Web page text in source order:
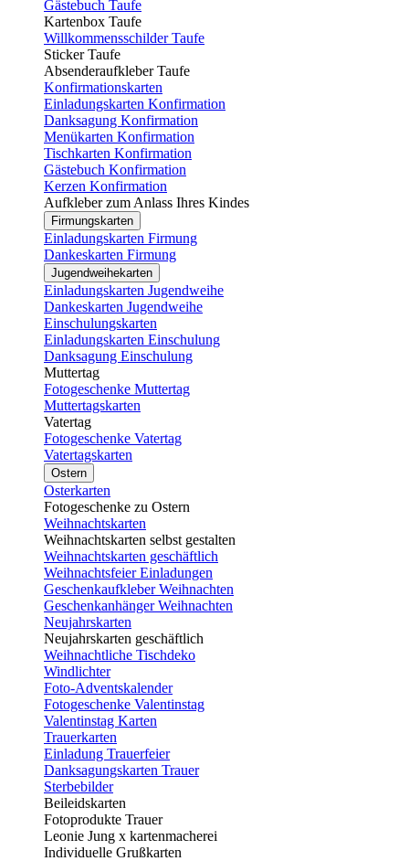
Gästebuch Taufe
Kartenbox Taufe
Willkommensschilder Taufe
Sticker Taufe
Absenderaufkleber Taufe
Konfirmationskarten
Einladungskarten Konfirmation
Danksagung Konfirmation
Menükarten Konfirmation
Tischkarten Konfirmation
Gästebuch Konfirmation
Kerzen Konfirmation
Aufkleber zum Anlass Ihres Kindes
Firmungskarten
Einladungskarten Firmung
Dankeskarten Firmung
Jugendweihekarten
Einladungskarten Jugendweihe
Dankeskarten Jugendweihe
Einschulungskarten
Einladungskarten Einschulung
Danksagung Einschulung
Muttertag
Fotogeschenke Muttertag
Muttertagskarten
Vatertag
Fotogeschenke Vatertag
Vatertagskarten
Ostern
Osterkarten
Fotogeschenke zu Ostern
Weihnachtskarten
Weihnachtskarten selbst gestalten
Weihnachtskarten geschäftlich
Weihnachtsfeier Einladungen
Geschenkaufkleber Weihnachten
Geschenkanhänger Weihnachten
Neujahrskarten
Neujahrskarten geschäftlich
Weihnachtliche Tischdeko
Windlichter
Foto-Adventskalender
Fotogeschenke Valentinstag
Valentinstag Karten
Trauerkarten
Einladung Trauerfeier
Danksagungskarten Trauer
Sterbebilder
Beileidskarten
Fotoprodukte Trauer
Leonie Jung x kartenmacherei
Individuelle Grußkarten